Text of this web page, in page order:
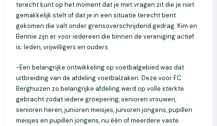
terecht kunt op het moment dat je met vragen zit die je niet
gemakkelijk stelt of dat je in een situatie terecht bent
gekomen die valt onder grensoverschrijdend gedrag. Kim en
Bennie zijn er voor iedereen die binnen de vereniging actief
is; leden, vrijwilligers en ouders.
-Een belangrijke ontwikkeling op voetbalgebied was dat
uitbreiding van de afdeling voetbalzaken. Deze voor FC
Berghuizen zo belangrijke afdeling werd op volle sterkte
gebracht zodat iedere groepering, senioren vrouwen,
senioren heren, junioren meisjes, junioren jongens, pupillen
meisjes en pupillen jongens, nu één of meerdere vaste